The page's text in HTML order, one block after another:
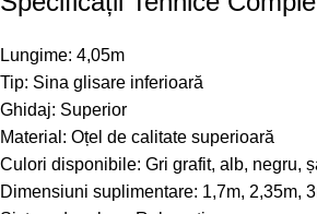
Lungime: 4,05m
Tip: Sina glisare inferioară
Ghidaj: Superior
Material: Oțel de calitate superioară
Culori disponibile: Gri grafit, alb, negru,
Dimensiuni suplimentare: 1,7m, 2,35m,